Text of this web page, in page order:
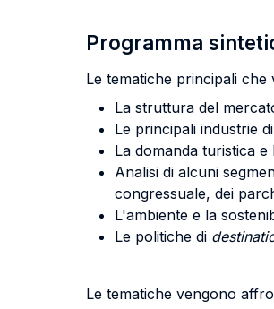
Programma
Le tematiche principali
La struttura del
Le principali industrie
La domanda turistica
Analisi di alcuni
congressuale, dei
L'ambiente e la
Le politiche di
Le tematiche vengono